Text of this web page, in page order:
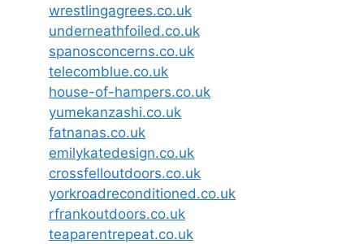
wrestlingagrees.co.uk
underneathfoiled.co.uk
spanosconcerns.co.uk
telecomblue.co.uk
house-of-hampers.co.uk
yumekanzashi.co.uk
fatnanas.co.uk
emilykatedesign.co.uk
crossfelloutdoors.co.uk
yorkroadreconditioned.co.uk
rfrankoutdoors.co.uk
teaparentrepeat.co.uk